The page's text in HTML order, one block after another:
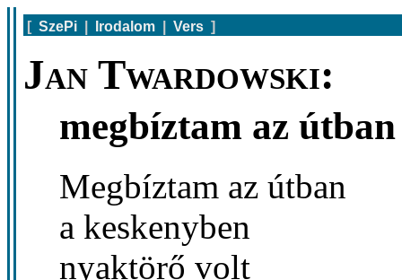
[ SzePi Irodalom Vers ]
Jan Twardowski:
megbíztam az útban
Megbíztam az útban
a keskenyben
nyaktörő volt